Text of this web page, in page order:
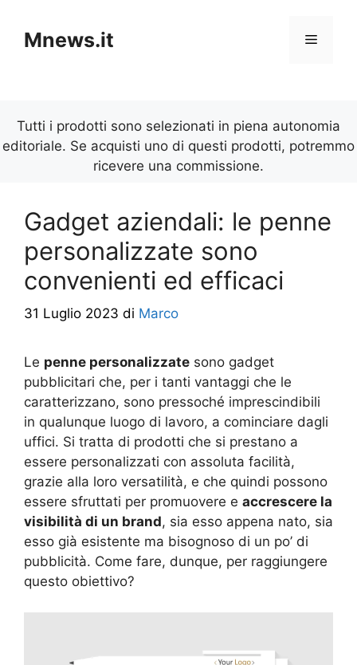
contenuto
Mnews.it Menu
Tutti i prodotti sono selezionati in piena autonomia
editoriale. Se acquisti uno di questi prodotti, potremmo
ricevere una commissione.
Gadget aziendali: le penne
personalizzate sono
convenienti ed efficaci
31 Luglio 2023 di Marco
Le penne personalizzate sono gadget
pubblicitari che, per i tanti vantaggi che le
caratterizzano, sono pressoché imprescindibili
in qualunque luogo di lavoro, a cominciare dagli
uffici. Si tratta di prodotti che si prestano a
essere personalizzati con assoluta facilità,
grazie alla loro versatilità, e che quindi possono
essere sfruttati per promuovere e accrescere la
visibilità di un brand, sia esso appena nato, sia
esso già esistente ma bisognoso di un po’ di
pubblicità. Come fare, dunque, per raggiungere
questo obiettivo?